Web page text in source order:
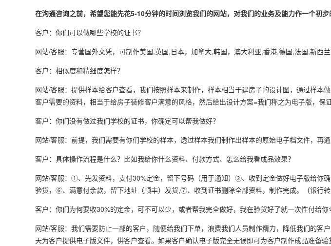
在沟通咨询之前，希望您能先花5-10分钟的时间浏览我们的网站，对我们的业务及能力作一个初
客户：你们可以做哪些学校的证书？
网站/客服：专营国外文凭，可制作美国,英国,日本，加拿大,韩国，澳大利亚,香港,德国,法国,新西
客户：相似度和精细度怎样？
网站/客服：提供样本给客户查看，我们按照样本来制作，样本相当于建房子的设计图，通过样
客户需要的资料，相当于给房子装修客户满意的风格，然后给出设计方案=我们称之为电子版，保
客户：你们没有做过我们学校的证书，你确定可以帮我做好？
网站/客服：前提，我们需要有你们学校的样本，透过样本我们制作出样本的原始电子档文件，再
客户：具体操作流程是什么？比如我给你什么资料、付款方式、怎么给我看成品效果？
网站/客服：①、先发资料，支付30%定金，留下号码（用于通知）②、收到定金做好电子版给
验货，⑥、满意付余款，留下地址（顺丰）发货,⑦、收到证书删除全部资料，制作完成。（银行转
客户：你们为何要收30%的定金，可不可以少，或者帮我完全做好，我在验货好了就一次性付给你
网站/客服：我们需要防止一部的客户，随便给我们下单，浪费我们人员制作精力，降低我们的
天为客户提供电子版文件，供客户查看。如果客户确认电子版完全无误即可为客户制作成品准备验